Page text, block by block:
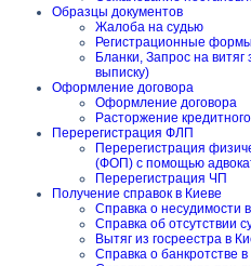
Образцы документов
Жалоба на судью
Регистрационные формы
Бланки, Запрос на
выписку)
Оформление договора
Оформление договора
Расторжение
Перерегистрация ФЛП
Перерегистрация
(ФОП) с помощью
Перерегистрация ЧП
Получение справок в Киеве
Справка о несудимости
Справка об отсутствии
Вытяг из госреестра в
Справка о банкротстве в